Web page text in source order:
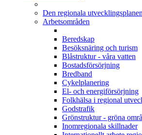
Den regionala utvecklingsplanen
Arbetsområden
Beredskap
Besöksnäring och turism
Blåstruktur - våra vatten
Bostadsförsörjning
Bredband
Cykelplanering
El- och energiförsörjning
Folkhälsa i regional
Godstrafik
Grönstruktur - gröna
Inomregionala skillnader